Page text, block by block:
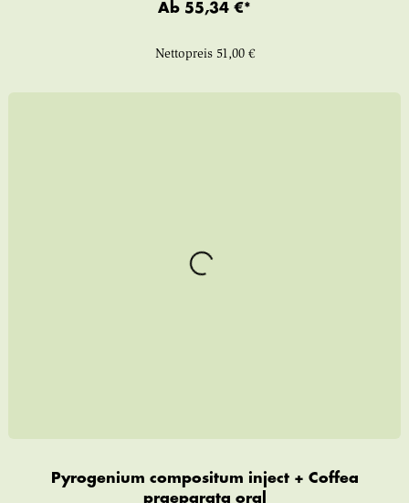
Ab 55,34 €*
Nettopreis 51,00 €
Pyrogenium compositum inject + Coffea
praeparata oral